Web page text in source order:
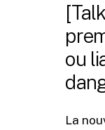
ou
La